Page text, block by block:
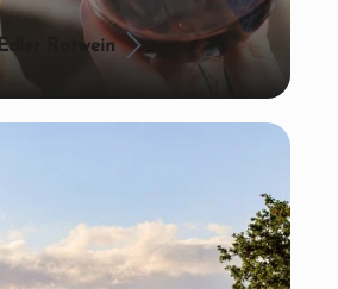
Edler Rotwein